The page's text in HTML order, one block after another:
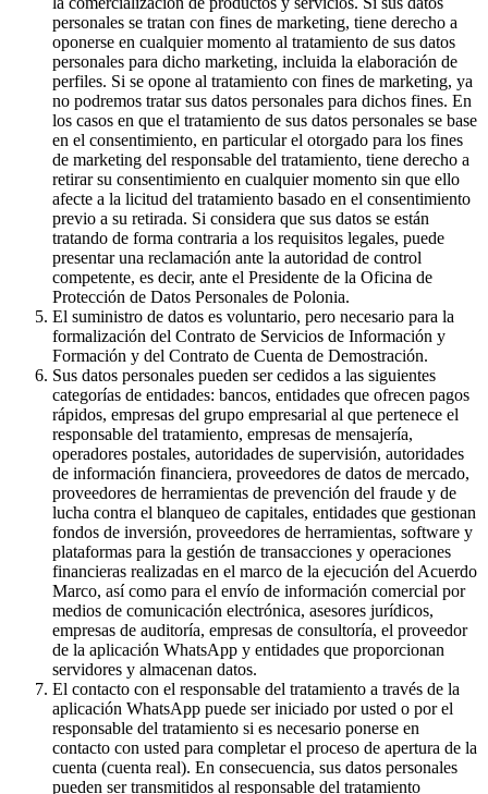
personales se tratan con fines de marketing, tiene derecho a
oponerse en cualquier momento al tratamiento de sus datos
personales para dicho marketing, incluida la elaboración de
perfiles. Si se opone al tratamiento con fines de marketing, ya
no podremos tratar sus datos personales para dichos fines. En
los casos en que el tratamiento de sus datos personales se base
en el consentimiento, en particular el otorgado para los fines
de marketing del responsable del tratamiento, tiene derecho a
retirar su consentimiento en cualquier momento sin que ello
afecte a la licitud del tratamiento basado en el consentimiento
previo a su retirada. Si considera que sus datos se están
tratando de forma contraria a los requisitos legales, puede
presentar una reclamación ante la autoridad de control
competente, es decir, ante el Presidente de la Oficina de
Protección de Datos Personales de Polonia.
El suministro de datos es voluntario, pero necesario para la
formalización del Contrato de Servicios de Información y
Formación y del Contrato de Cuenta de Demostración.
Sus datos personales pueden ser cedidos a las siguientes
categorías de entidades: bancos, entidades que ofrecen pagos
rápidos, empresas del grupo empresarial al que pertenece el
responsable del tratamiento, empresas de mensajería,
operadores postales, autoridades de supervisión, autoridades
de información financiera, proveedores de datos de mercado,
proveedores de herramientas de prevención del fraude y de
lucha contra el blanqueo de capitales, entidades que gestionan
fondos de inversión, proveedores de herramientas, software y
plataformas para la gestión de transacciones y operaciones
financieras realizadas en el marco de la ejecución del Acuerdo
Marco, así como para el envío de información comercial por
medios de comunicación electrónica, asesores jurídicos,
empresas de auditoría, empresas de consultoría, el proveedor
de la aplicación WhatsApp y entidades que proporcionan
servidores y almacenan datos.
El contacto con el responsable del tratamiento a través de la
aplicación WhatsApp puede ser iniciado por usted o por el
responsable del tratamiento si es necesario ponerse en
contacto con usted para completar el proceso de apertura de la
cuenta (cuenta real). En consecuencia, sus datos personales
pueden ser transmitidos al responsable del tratamiento